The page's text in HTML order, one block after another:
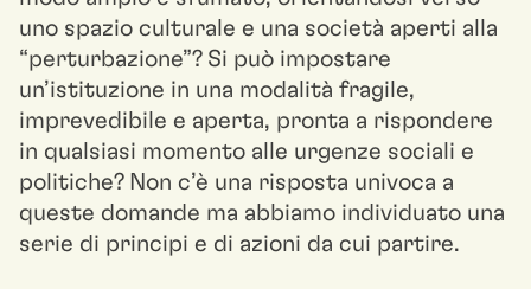
uno spazio culturale e una società aperti alla
“perturbazione”? Si può impostare
un’istituzione in una modalità fragile,
imprevedibile e aperta, pronta a rispondere
in qualsiasi momento alle urgenze sociali e
politiche? Non c’è una risposta univoca a
queste domande ma abbiamo individuato una
serie di principi e di azioni da cui partire.